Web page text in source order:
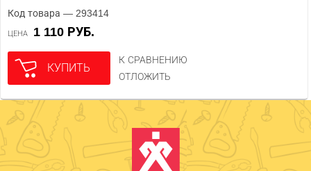
Код товара — 293414
ЦЕНА 1 110 РУБ.
КУПИТЬ
К СРАВНЕНИЮ
ОТЛОЖИТЬ